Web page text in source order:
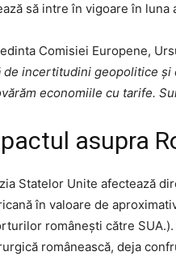
să intre în vigoare în luna
Comisiei Europene,
de incertitudini geopolitice și
economiile cu tarife.
asupra
Statelor Unite afectează
în valoare de
românești către
românească, deja